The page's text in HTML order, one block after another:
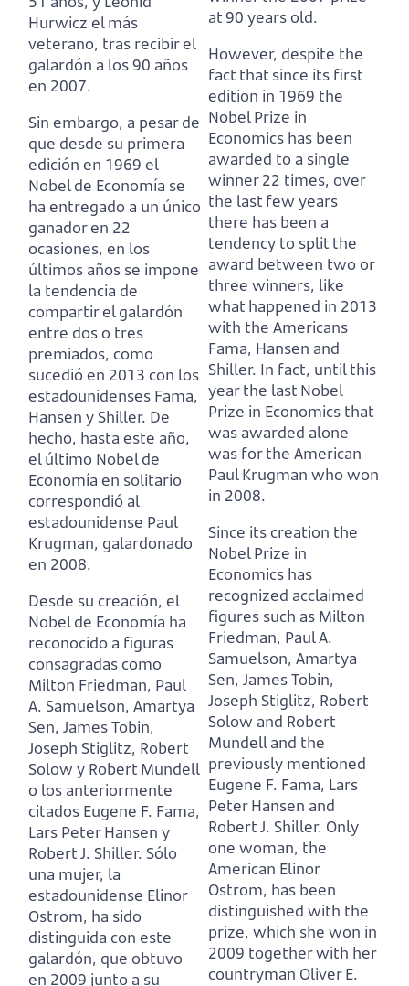
Hurwicz el más
veterano, tras recibir el
galardón a los 90 años
en 2007.
Sin embargo, a pesar de
que desde su primera
edición en 1969 el
Nobel de Economía se
ha entregado a un único
ganador en 22
ocasiones, en los
últimos años se impone
la tendencia de
compartir el galardón
entre dos o tres
premiados, como
sucedió en 2013 con los
estadounidenses Fama,
Hansen y Shiller. De
hecho, hasta este año,
el último Nobel de
Economía en solitario
correspondió al
estadounidense Paul
Krugman, galardonado
en 2008.
Desde su creación, el
Nobel de Economía ha
reconocido a figuras
consagradas como
Milton Friedman, Paul
A. Samuelson, Amartya
Sen, James Tobin,
Joseph Stiglitz, Robert
Solow y Robert Mundell
o los anteriormente
citados Eugene F. Fama,
Lars Peter Hansen y
Robert J. Shiller. Sólo
una mujer, la
estadounidense Elinor
Ostrom, ha sido
distinguida con este
galardón, que obtuvo
en 2009 junto a su
at 90 years old.
However, despite the
fact that since its first
edition in 1969 the
Nobel Prize in
Economics has been
awarded to a single
winner 22 times, over
the last few years
there has been a
tendency to split the
award between two or
three winners, like
what happened in 2013
with the Americans
Fama, Hansen and
Shiller. In fact, until this
year the last Nobel
Prize in Economics that
was awarded alone
was for the American
Paul Krugman who won
in 2008.
Since its creation the
Nobel Prize in
Economics has
recognized acclaimed
figures such as Milton
Friedman, Paul A.
Samuelson, Amartya
Sen, James Tobin,
Joseph Stiglitz, Robert
Solow and Robert
Mundell and the
previously mentioned
Eugene F. Fama, Lars
Peter Hansen and
Robert J. Shiller. Only
one woman, the
American Elinor
Ostrom, has been
distinguished with the
prize, which she won in
2009 together with her
countryman Oliver E.